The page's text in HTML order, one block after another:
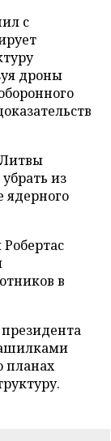
с
дроны
убрать из
ядерного
в
планах